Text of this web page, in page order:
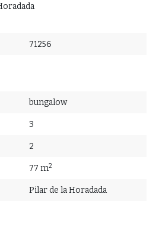
71256
bungalow
3
2
77 m2
Pilar de la Horadada